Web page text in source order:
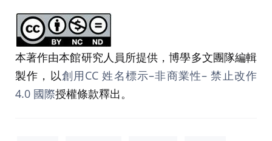
本著作由本館研究人員所提供，博學多文團隊編輯
製作，以創用CC 姓名標示–非商業性– 禁止改作
4.0 國際授權條款釋出。